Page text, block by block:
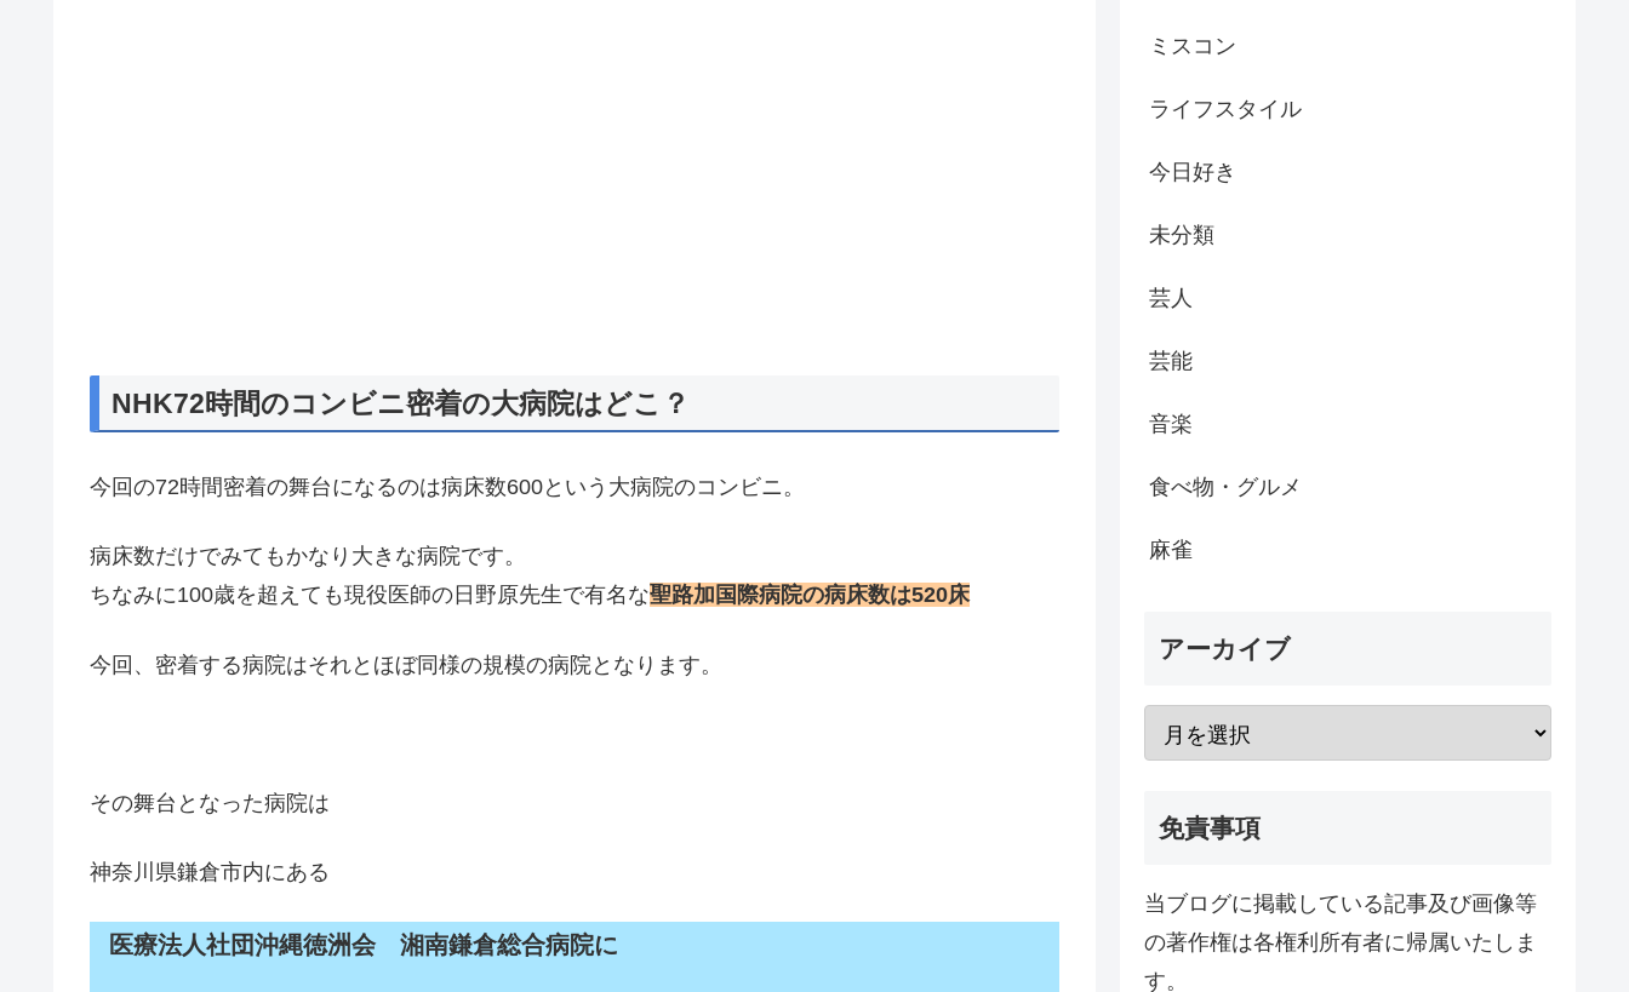
NHK72時間のコンビニ密着の大病院はどこ？
今回の72時間密着の舞台になるのは病床数600という大病院のコンビニ。
病床数だけでみてもかなり大きな病院です。
ちなみに100歳を超えても現役医師の日野原先生で有名な聖路加国際病院の病床数は520床
今回、密着する病院はそれとほぼ同様の規模の病院となります。
その舞台となった病院は
神奈川県鎌倉市内にある
医療法人社団沖縄徳洲会 湘南鎌倉総合病院に
ミスコン
ライフスタイル
今日好き
未分類
芸人
芸能
音楽
食べ物・グルメ
麻雀
アーカイブ
免責事項
当ブログに掲載している記事及び画像等
の著作権は各権利所有者に帰属いたしま
す。